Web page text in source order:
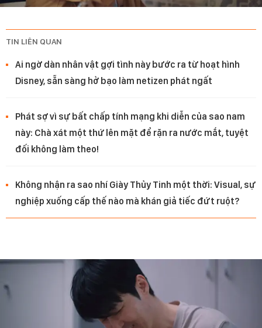
TIN LIÊN QUAN
Ai ngờ dàn nhân vật gợi tình này bước ra từ hoạt hình
Disney, sẵn sàng hở bạo làm netizen phát ngất
Phát sợ vì sự bất chấp tính mạng khi diễn của sao nam
này: Chà xát một thứ lên mặt để rặn ra nước mắt, tuyệt
đối không làm theo!
Không nhận ra sao nhí Giày Thủy Tinh một thời: Visual, sự
nghiệp xuống cấp thế nào mà khán giả tiếc đứt ruột?